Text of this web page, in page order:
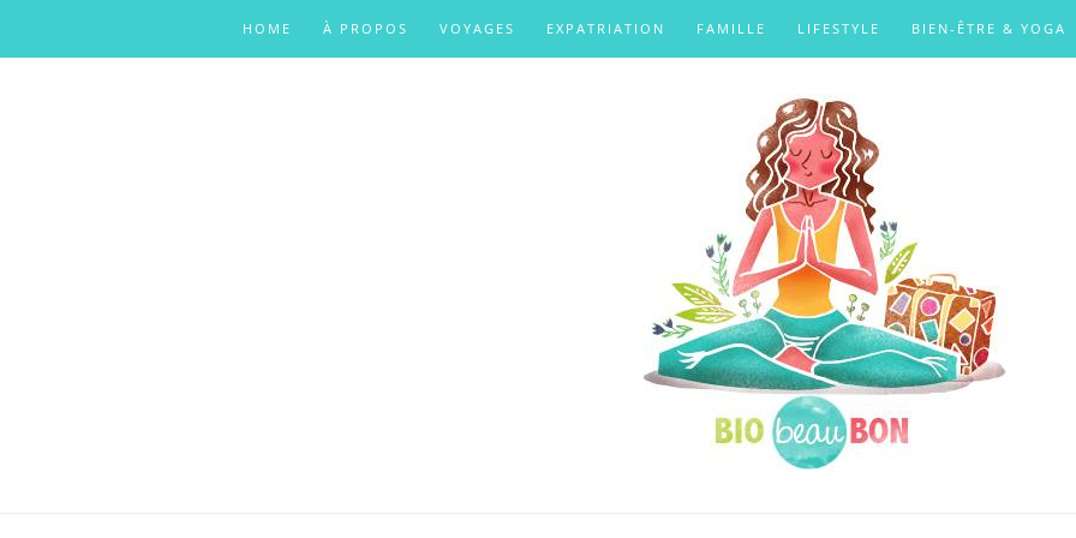
HOME À PROPOS VOYAGES EXPATRIATION FAMILLE LIFESTYLE BIEN-ÊTRE & YOGA